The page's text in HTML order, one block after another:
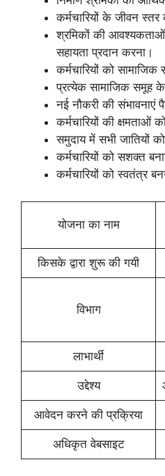
कर्मचारियों के जीवन
श्रमिकों की आवश्यकताओं
सहायता प्रदान करना।
कर्मचारियों को सामाजिक
प्रत्येक सामाजिक समूह के
नई नौकरी की संभावनाएं
कर्मचारियों की क्षमताओं
समुदाय में सभी जातियों
कर्मचारियों को सशक्त
कर्मचारियों को स्वतंत्र
योजना का नाम
किसके द्वारा शुरू की गयी
विभाग
लाभार्थी
उद्देश्य
आवेदन करने की प्रक्रिया
अधिकृत वेबसाइट